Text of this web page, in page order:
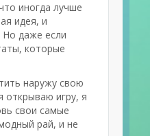
иногда лучше
идея, и
Но даже если
которые
наружу свою
открываю игру, я
свои самые
рай, и не